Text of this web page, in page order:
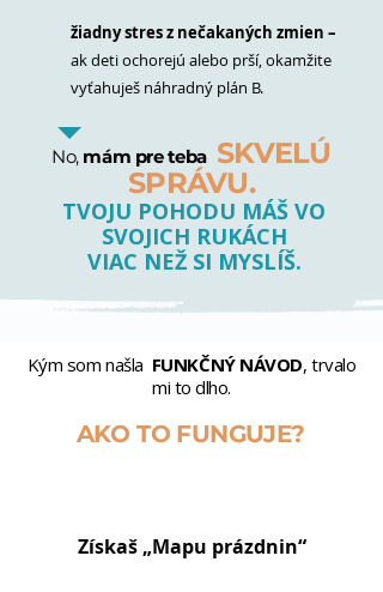
žiadny stres z nečakaných zmien –
ak deti ochorejú alebo prší, okamžite
vyťahuješ náhradný plán B.
No,mám pre teba SKVELÚ
SPRÁVU.
TVOJU POHODU MÁŠ VO
SVOJICH RUKÁCH
VIAC NEŽ SI MYSLÍŠ.
Kým som našla FUNKČNÝ NÁVOD, trvalo
mi to dlho.
AKO TO FUNGUJE?
Získaš „Mapu prázdnin“